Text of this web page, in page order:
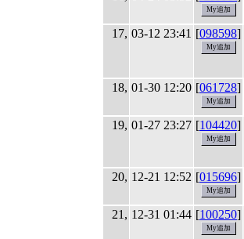
17, 03-12 23:41 [098598]
18, 01-30 12:20 [061728]
19, 01-27 23:27 [104420]
20, 12-21 12:52 [015696]
21, 12-31 01:44 [100250]